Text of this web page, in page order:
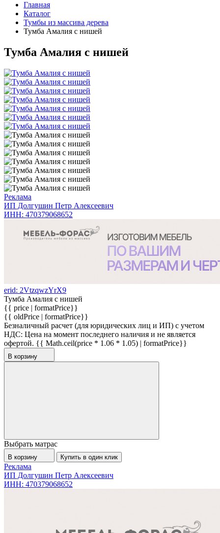
Главная
Каталог
Тумбы из массива дерева
Тумба Амалия с нишей
Тумба Амалия с нишей
Реклама
ИП Долгушин Петр Алексеевич
ИНН: 470379068652
erid: 2VtzqwzYrX9
Тумба Амалия с нишей
{{ price | formatPrice}}
{{ oldPrice | formatPrice}}
Безналичный расчет (для юридических лиц и ИП) с учетом
НДС: Цена на момент последнего наличия и не является
офертой. {{ Math.ceil(price * 1.06 * 1.05) | formatPrice}}
В корзину
Выбрать матрас
В корзину Купить в один клик
Реклама
ИП Долгушин Петр Алексеевич
ИНН: 470379068652